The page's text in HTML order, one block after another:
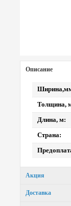
Описание
Толщина,
Длина, м:
Страна:
Акция
Доставка